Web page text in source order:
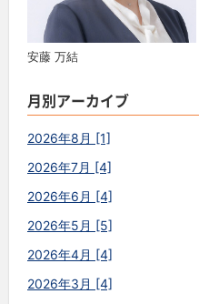
安藤 万結
月別アーカイブ
2026年8月 [1]
2026年7月 [4]
2026年6月 [4]
2026年5月 [5]
2026年4月 [4]
2026年3月 [4]